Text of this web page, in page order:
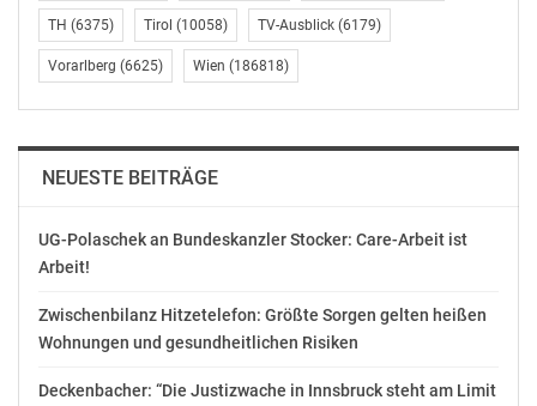
Dumping von SV-Beiträgen stoppen!
Neben Lohndumping muss auch das Dumping von
Arbeitskräfte auch wirklich zum österreichischen
Kollektivvertragslohn bei der Sozialversicherung im
unfairen Wettbewerbsvorteil für das Unternehmen
auch noch Einbußen für die betroffenen
Sozialversicherungsbeiträge führen nämlich auch zu
niedrigeren Pensionen“, sagt Foglar.(fk)
TH (6375) Tirol (10058) TV-Ausblick (6179)
Vorarlberg (6625) Wien (186818)
NEUESTE BEITRÄGE
UG-Polaschek an Bundeskanzler Stocker: Care-Arbeit ist
Arbeit!
Zwischenbilanz Hitzetelefon: Größte Sorgen gelten heißen
Wohnungen und gesundheitlichen Risiken
Deckenbacher: “Die Justizwache in Innsbruck steht am Limit